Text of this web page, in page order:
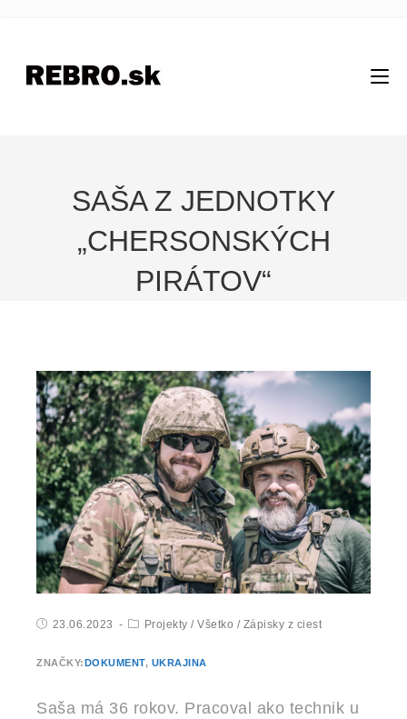
SAŠA Z JEDNOTKY
„CHERSONSKÝCH
PIRÁTOV“
23.06.2023 Projekty / Všetko / Zápisky z ciest
ZNAČKY:DOKUMENT, UKRAJINA
Saša má 36 rokov. Pracoval ako technik u